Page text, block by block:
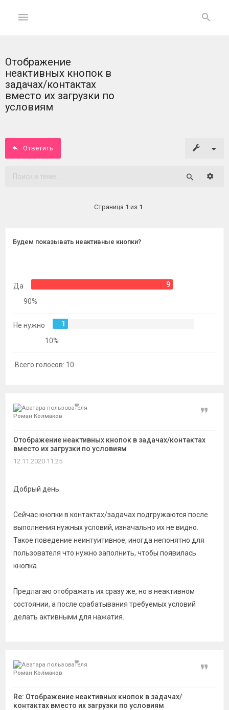
ГЛАВНАЯ
На
главную
ФОРУМ
Темы
Отображение
неактивных кнопок в
задачах/контактах
вместо их загрузки по
условиям
Ответить
Страница 1 из 1
Будем показывать неактивные кнопки?
Да 9
90%
Не нужно 1
10%
Всего голосов: 10
Роман Колмаков
Отображение неактивных кнопок в задачах/контактах
вместо их загрузки по условиям
Цитата
12.11.2020 11:25
Добрый день.
Сейчас кнопки в контактах/задачах подгружаются после
выполнения нужных условий, изначально их не видно.
Такое поведение неинтуитивное, иногда непонятно для
пользователя что нужно заполнить, чтобы появилась
кнопка.
Предлагаю отображать их сразу же, но в неактивном
состоянии, а после срабатывания требуемых условий
делать активными для нажатия.
Роман Колмаков
Re: Отображение неактивных кнопок в задачах/
контактах вместо их загрузки по условиям
Цитата